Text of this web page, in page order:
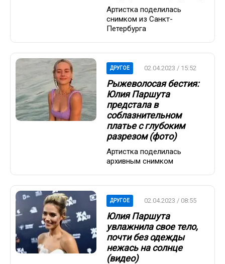
Артистка поделилась
снимком из Санкт-
Петербурга
ДРУГОЕ 02.04.2023 / 15:52
Рыжеволосая бестия:
Юлия Паршута
предстала в
соблазнительном
платье с глубоким
разрезом (фото)
Артистка поделилась
архивным снимком
ДРУГОЕ 02.04.2023 / 08:55
Юлия Паршута
увлажнила свое тело,
почти без одежды
нежась на солнце
(видео)